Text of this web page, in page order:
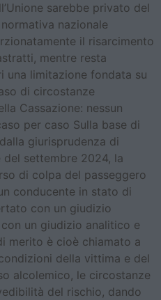
sarebbe privato del
nazionale
il risarcimento
mentre resta
una limitazione fondata su
di circostanze
Cassazione: nessun
per caso Sulla base di
giurisprudenza di
settembre 2024, la
di colpa del passeggero
conducente in stato di
con un giudizio
un giudizio analitico e
merito è cioè chiamato a
della vittima e del
alcolemico, le circostanze
del rischio, dando